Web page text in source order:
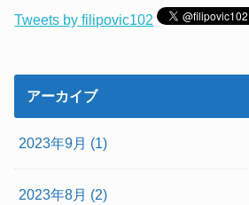
Tweets by filipovic102
アーカイブ
2023年9月 (1)
2023年8月 (2)